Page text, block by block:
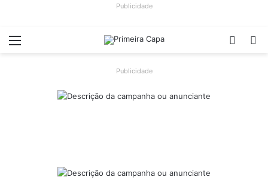
Publicidade
Menu
Publicidade